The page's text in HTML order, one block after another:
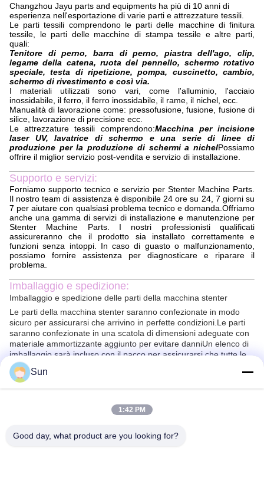
Changzhou Jayu parts and equipments ha più di 10 anni di
esperienza nell'esportazione di varie parti e attrezzature tessili.
Le parti tessili comprendono le parti delle macchine di finitura
tessile, le parti delle macchine di stampa tessile e altre parti,
quali:
Tenitore di perno, barra di perno, piastra dell'ago, clip,
legame della catena, ruota del pennello, schermo rotativo
speciale, testa di ripetizione, pompa, cuscinetto, cambio,
schermo di rivestimento e così via.
I materiali utilizzati sono vari, come l'alluminio, l'acciaio
inossidabile, il ferro, il ferro inossidabile, il rame, il nichel, ecc.
Manualità di lavorazione come: pressofusione, fusione, fusione di
silice, lavorazione di precisione ecc.
Le attrezzature tessili comprendono:Macchina per incisione
laser UV, lavatrice di schermo e una serie di linee di
produzione per la produzione di schermi a nichelPossiamo
offrire il miglior servizio post-vendita e servizio di installazione.
Supporto e servizi:
Forniamo supporto tecnico e servizio per Stenter Machine Parts.
Il nostro team di assistenza è disponibile 24 ore su 24, 7 giorni su
7 per aiutare con qualsiasi problema tecnico e domanda.Offriamo
anche una gamma di servizi di installazione e manutenzione per
Stenter Machine Parts. I nostri professionisti qualificati
assicureranno che il prodotto sia installato correttamente e
funzioni senza intoppi. In caso di guasto o malfunzionamento,
possiamo fornire assistenza per diagnosticare e riparare il
problema.
Imballaggio e spedizione:
Imballaggio e spedizione delle parti della macchina stenter
Le parti della macchina stenter saranno confezionate in modo
sicuro per assicurarsi che arrivino in perfette condizioni.Le parti
saranno confezionate in una scatola di dimensioni adeguate con
materiale ammortizzante aggiunto per evitare danniUn elenco di
imballaggio sarà incluso con il pacco per assicurarsi che tutte le
parti siano contabilizzate.
Le parti della macchina stenter saranno spedite tramite un
corriere affidabile. Tutti i pacchi saranno rintracciati e assicurati
consegnati entro 2-10 giorni.
FAQ:
Sun
1:42 PM
Good day, what product are you looking for?